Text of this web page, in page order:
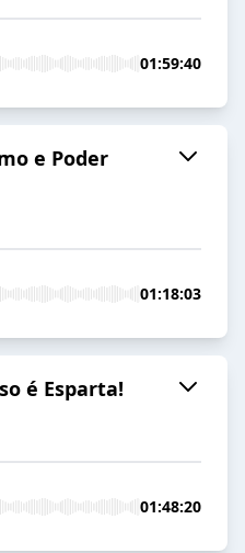
01:59:40
e Poder
01:18:03
é Esparta!
01:48:20